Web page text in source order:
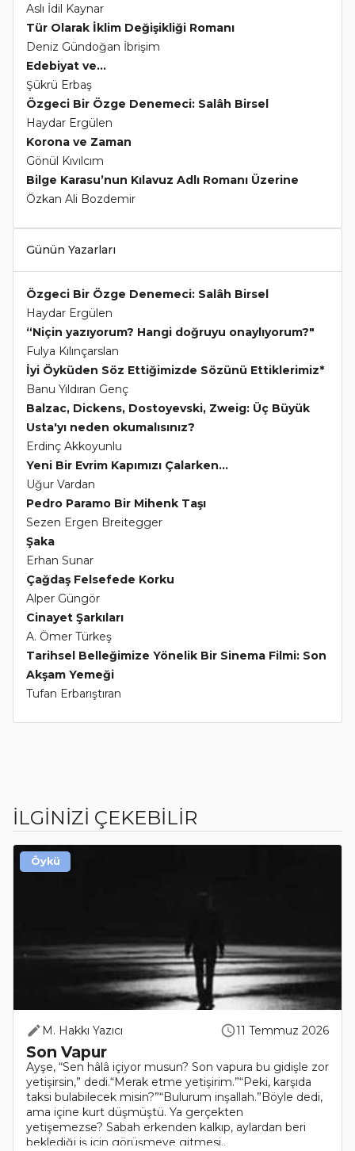
Aslı İdil Kaynar
Tür Olarak İklim Değişikliği Romanı
Deniz Gündoğan İbrişim
Edebiyat ve...
Şükrü Erbaş
Özgeci Bir Özge Denemeci: Salâh Birsel
Haydar Ergülen
Korona ve Zaman
Gönül Kıvılcım
Bilge Karasu’nun Kılavuz Adlı Romanı Üzerine
Özkan Ali Bozdemir
Günün Yazarları
Özgeci Bir Özge Denemeci: Salâh Birsel
Haydar Ergülen
“Niçin yazıyorum? Hangi doğruyu onaylıyorum?"
Fulya Kılınçarslan
İyi Öyküden Söz Ettiğimizde Sözünü Ettiklerimiz*
Banu Yıldıran Genç
Balzac, Dickens, Dostoyevski, Zweig: Üç Büyük
Usta'yı neden okumalısınız?
Erdinç Akkoyunlu
Yeni Bir Evrim Kapımızı Çalarken...
Uğur Vardan
Pedro Paramo Bir Mihenk Taşı
Sezen Ergen Breitegger
Şaka
Erhan Sunar
Çağdaş Felsefede Korku
Alper Güngör
Cinayet Şarkıları
A. Ömer Türkeş
Tarihsel Belleğimize Yönelik Bir Sinema Filmi: Son
Akşam Yemeği
Tufan Erbarıştıran
İLGİNİZİ ÇEKEBİLİR
M. Hakkı Yazıcı 11 Temmuz 2026
Son Vapur
Ayşe, “Sen hâlâ içiyor musun? Son vapura bu gidişle zor
yetişirsin,” dedi.“Merak etme yetişirim.”“Peki, karşıda
taksi bulabilecek misin?”“Bulurum inşallah.”Böyle dedi,
ama içine kurt düşmüştü. Ya gerçekten
yetişemezse? Sabah erkenden kalkıp, aylardan beri
beklediği iş için görüşmeye gitmesi..
Öykü